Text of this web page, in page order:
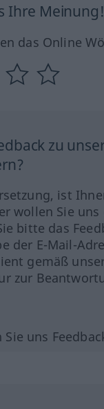
Ihre Meinung!
das Online
zu
ist
wollen Sie uns
bitte das
der E-Mail-
gemäß
zur
uns